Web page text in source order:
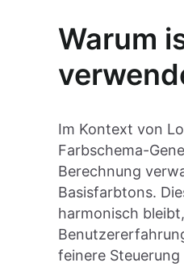
Warum
Im Kontext von
Farbschema-
Berechnung
Basisfarbtons.
harmonisch
feinere